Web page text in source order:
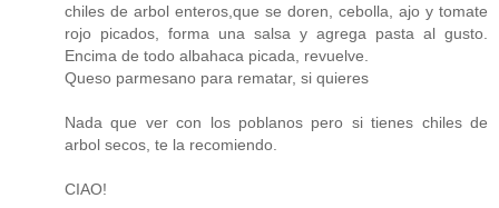
chiles de arbol enteros,que se doren, cebolla, ajo y tomate
rojo picados, forma una salsa y agrega pasta al gusto.
Encima de todo albahaca picada, revuelve.
Queso parmesano para rematar, si quieres
Nada que ver con los poblanos pero si tienes chiles de
arbol secos, te la recomiendo.
CIAO!